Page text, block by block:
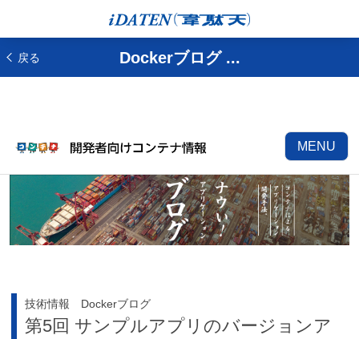
戻る Dockerブログ ...
MENU
技術情報 Dockerブログ
第5回 サンプルアプリのバージョンア